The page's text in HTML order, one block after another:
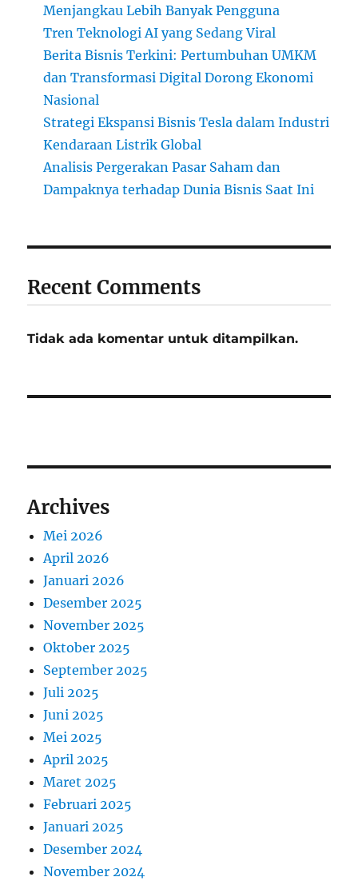
Menjangkau Lebih Banyak Pengguna
Tren Teknologi AI yang Sedang Viral
Berita Bisnis Terkini: Pertumbuhan UMKM
dan Transformasi Digital Dorong Ekonomi
Nasional
Strategi Ekspansi Bisnis Tesla dalam Industri
Kendaraan Listrik Global
Analisis Pergerakan Pasar Saham dan
Dampaknya terhadap Dunia Bisnis Saat Ini
Recent Comments
Tidak ada komentar untuk ditampilkan.
Archives
Mei 2026
April 2026
Januari 2026
Desember 2025
November 2025
Oktober 2025
September 2025
Juli 2025
Juni 2025
Mei 2025
April 2025
Maret 2025
Februari 2025
Januari 2025
Desember 2024
November 2024